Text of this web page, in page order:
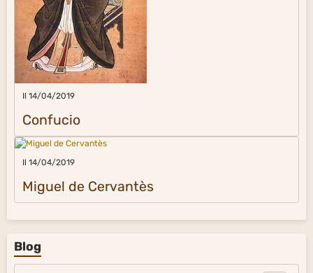
Il 14/04/2019
Confucio
Il 14/04/2019
Miguel de Cervantès
Blog